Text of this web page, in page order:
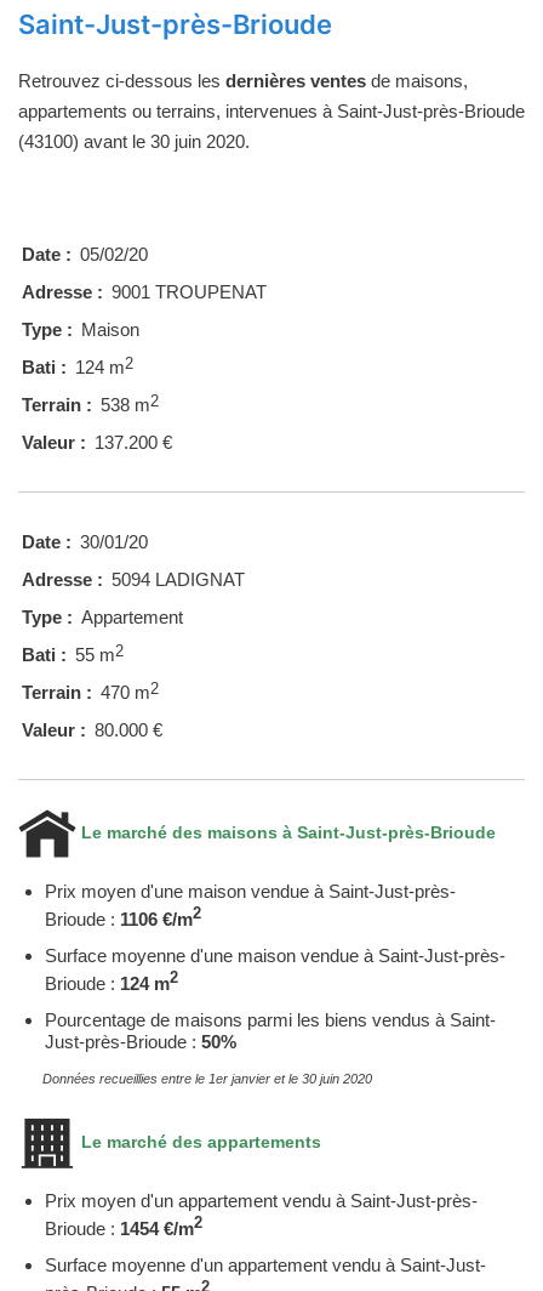
Saint-Just-près-Brioude
Retrouvez ci-dessous les dernières ventes de maisons,
appartements ou terrains, intervenues à Saint-Just-près-Brioude
(43100) avant le 30 juin 2020.
Date : 05/02/20
Adresse : 9001 TROUPENAT
Type : Maison
Bati : 124 m2
Terrain : 538 m2
Valeur : 137.200 €
Date : 30/01/20
Adresse : 5094 LADIGNAT
Type : Appartement
Bati : 55 m2
Terrain : 470 m2
Valeur : 80.000 €
Le marché des maisons à Saint-Just-près-Brioude
Prix moyen d'une maison vendue à Saint-Just-près-
Brioude : 1106 €/m2
Surface moyenne d'une maison vendue à Saint-Just-près-
Brioude : 124 m2
Pourcentage de maisons parmi les biens vendus à Saint-
Just-près-Brioude : 50%
Données recueillies entre le 1er janvier et le 30 juin 2020
Le marché des appartements
Prix moyen d'un appartement vendu à Saint-Just-près-
Brioude : 1454 €/m2
Surface moyenne d'un appartement vendu à Saint-Just-
2